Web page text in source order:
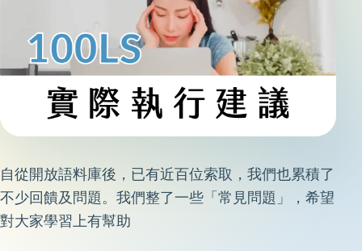
自從開放語料庫後，已有近百位索取，我們也累積了
不少回饋及問題。我們整了一些「常見問題」，希望
對大家學習上有幫助